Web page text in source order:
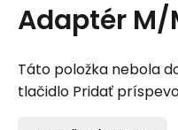
Adaptér M/
Táto položka nebola
tlačidlo Pridať